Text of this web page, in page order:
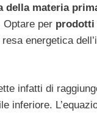
della materia
Optare per prodotti
energetica
infatti di
inferiore.